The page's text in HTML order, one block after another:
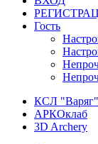
Гость
КСЛ "Варяг"
АРКОклаб
3D Archery